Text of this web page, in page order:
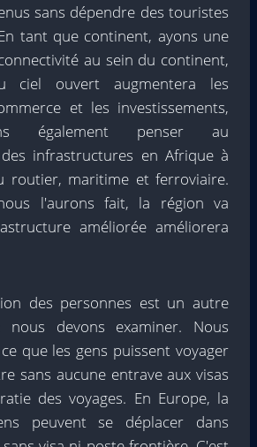
sans dépendre des touristes
tant que continent, ayons une
au sein du continent,
ciel ouvert augmentera les
et les investissements,
également penser au
infrastructures en Afrique à
routier, maritime et ferroviaire.
l'aurons fait, la région va
améliorée améliorera
des personnes est un autre
devons examiner. Nous
que les gens puissent voyager
sans aucune entrave aux visas
des voyages. En Europe, la
peuvent se déplacer dans